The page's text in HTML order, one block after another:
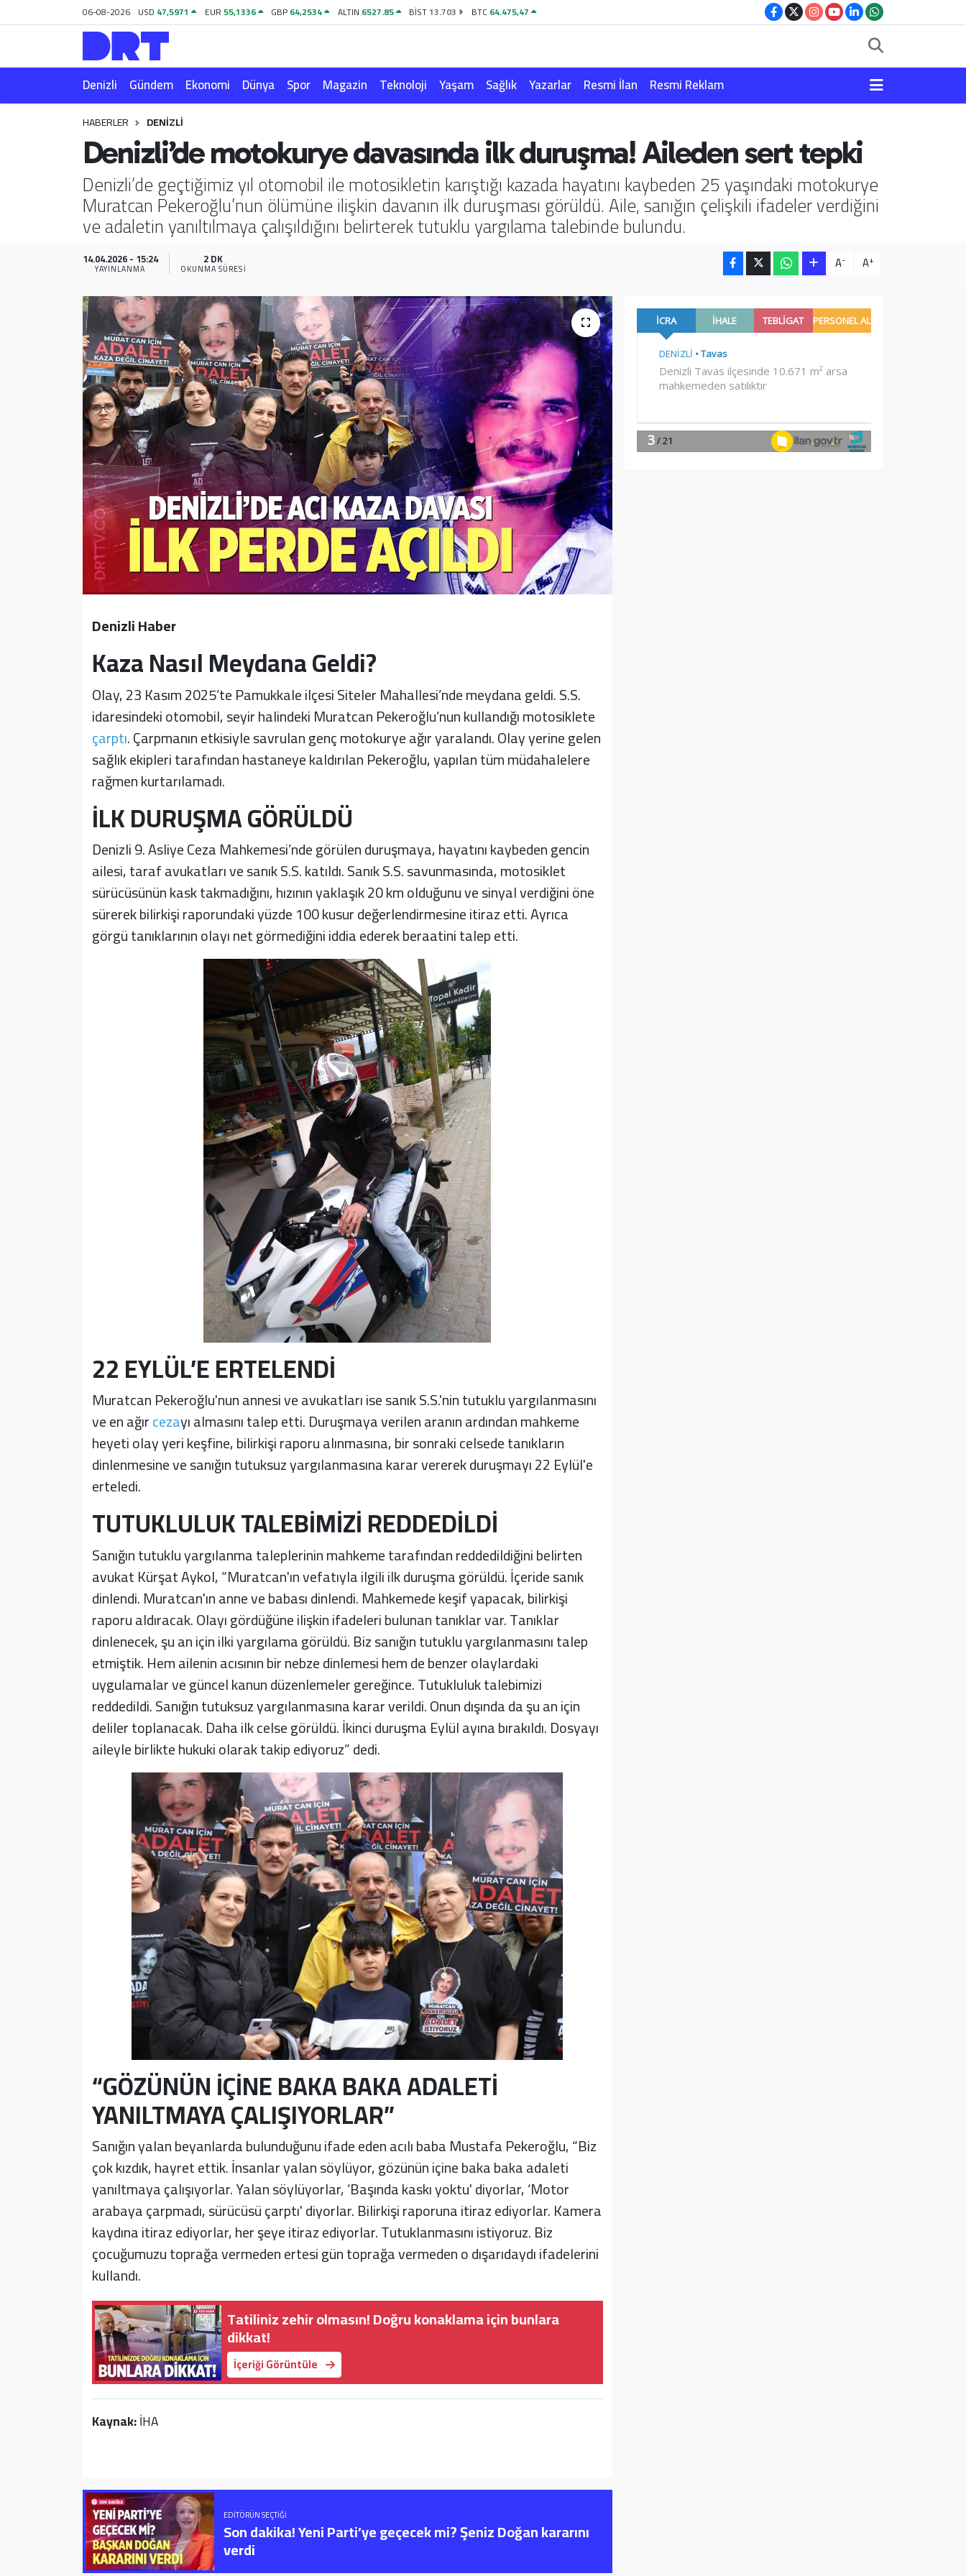
06-08-2026 USD 47,5971 EUR55,1336 GBP64,2534 ALTIN 6527.85 BİST13.703 BTC64.475,47
Denizli Gündem Ekonomi Dünya Spor Magazin Teknoloji Yaşam Sağlık Yazarlar Resmi İlan Resmi Reklam
HABERLER DENIZLI
Denizli’de motokurye davasında ilk duruşma! Aileden sert tepki
Denizli’de geçtiğimiz yıl otomobil ile motosikletin karıştığı kazada hayatını kaybeden 25 yaşındaki motokurye
Muratcan Pekeroğlu’nun ölümüne ilişkin davanın ilk duruşması görüldü. Aile, sanığın çelişkili ifadeler verdiğini
ve adaletin yanıltılmaya çalışıldığını belirterek tutuklu yargılama talebinde bulundu.
14.04.2026 - 15:24
YAYINLANMA
2 DK
OKUNMA SÜRESI A- A+
Denizli Haber
Kaza Nasıl Meydana Geldi?
Olay, 23 Kasım 2025’te Pamukkale ilçesi Siteler Mahallesi’nde meydana geldi. S.S.
idaresindeki otomobil, seyir halindeki Muratcan Pekeroğlu’nun kullandığı motosiklete
çarptı. Çarpmanın etkisiyle savrulan genç motokurye ağır yaralandı. Olay yerine gelen
sağlık ekipleri tarafından hastaneye kaldırılan Pekeroğlu, yapılan tüm müdahalelere
rağmen kurtarılamadı.
İLK DURUŞMA GÖRÜLDÜ
Denizli 9. Asliye Ceza Mahkemesi’nde görülen duruşmaya, hayatını kaybeden gencin
ailesi, taraf avukatları ve sanık S.S. katıldı. Sanık S.S. savunmasında, motosiklet
sürücüsünün kask takmadığını, hızının yaklaşık 20 km olduğunu ve sinyal verdiğini öne
sürerek bilirkişi raporundaki yüzde 100 kusur değerlendirmesine itiraz etti. Ayrıca
görgü tanıklarının olayı net görmediğini iddia ederek beraatini talep etti.
22 EYLÜL’E ERTELENDİ
Muratcan Pekeroğlu'nun annesi ve avukatları ise sanık S.S.'nin tutuklu yargılanmasını
ve en ağırcezayı almasını talep etti. Duruşmaya verilen aranın ardından mahkeme
heyeti olay yeri keşfine, bilirkişi raporu alınmasına, bir sonraki celsede tanıkların
dinlenmesine ve sanığın tutuksuz yargılanmasına karar vererek duruşmayı 22 Eylül'e
erteledi.
TUTUKLULUK TALEBİMİZİ REDDEDİLDİ
Sanığın tutuklu yargılanma taleplerinin mahkeme tarafından reddedildiğini belirten
avukat Kürşat Aykol, “Muratcan'ın vefatıyla ilgili ilk duruşma görüldü. İçeride sanık
dinlendi. Muratcan'ın anne ve babası dinlendi. Mahkemede keşif yapacak, bilirkişi
raporu aldıracak. Olayı gördüğüne ilişkin ifadeleri bulunan tanıklar var. Tanıklar
dinlenecek, şu an için ilki yargılama görüldü. Biz sanığın tutuklu yargılanmasını talep
etmiştik. Hem ailenin acısının bir nebze dinlemesi hem de benzer olaylardaki
uygulamalar ve güncel kanun düzenlemeler gereğince. Tutukluluk talebimizi
reddedildi. Sanığın tutuksuz yargılanmasına karar verildi. Onun dışında da şu an için
deliler toplanacak. Daha ilk celse görüldü. İkinci duruşma Eylül ayına bırakıldı. Dosyayı
aileyle birlikte hukuki olarak takip ediyoruz” dedi.
“GÖZÜNÜN İÇİNE BAKA BAKA ADALETİ
YANILTMAYA ÇALIŞIYORLAR”
Sanığın yalan beyanlarda bulunduğunu ifade eden acılı baba Mustafa Pekeroğlu, “Biz
çok kızdık, hayret ettik. İnsanlar yalan söylüyor, gözünün içine baka baka adaleti
yanıltmaya çalışıyorlar. Yalan söylüyorlar, ‘Başında kaskı yoktu' diyorlar, ‘Motor
arabaya çarpmadı, sürücüsü çarptı' diyorlar. Bilirkişi raporuna itiraz ediyorlar. Kamera
kaydına itiraz ediyorlar, her şeye itiraz ediyorlar. Tutuklanmasını istiyoruz. Biz
çocuğumuzu toprağa vermeden ertesi gün toprağa vermeden o dışarıdaydı ifadelerini
kullandı.
Tatiliniz zehir olmasın! Doğru konaklama için bunlara
dikkat!
İçeriği Görüntüle
Kaynak:İHA
EDITÖRÜN SEÇTIĞI
Son dakika! Yeni Parti’ye geçecek mi? Şeniz Doğan kararını
verdi
Gündem
Ekonomi
Magazin
Yazarlar
Resmi İlan
Resmi Reklam
Hava Durumu
Trafik Durumu
Puan Durumu ve Fikstür
Tüm Manşetler
Son Dakika Haberleri
Haber Arşivi